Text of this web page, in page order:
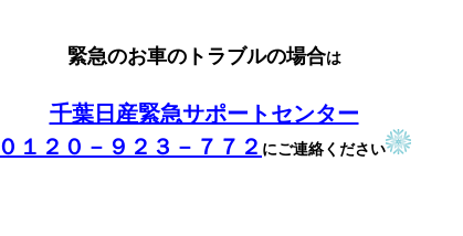
緊急のお車のトラブルの場合は
千葉日産緊急サポートセンター
０１２０－９２３－７７２ にご連絡ください